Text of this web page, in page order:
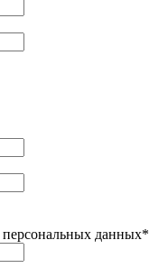
персональных данных*